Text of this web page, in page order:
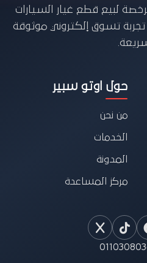
لبيع قطع غيار السيارات
تجربة تسوق إلكتروني موثوقة
حول اوتو سبير
من نحن
الخدمات
المدونة
مركز المساعدة